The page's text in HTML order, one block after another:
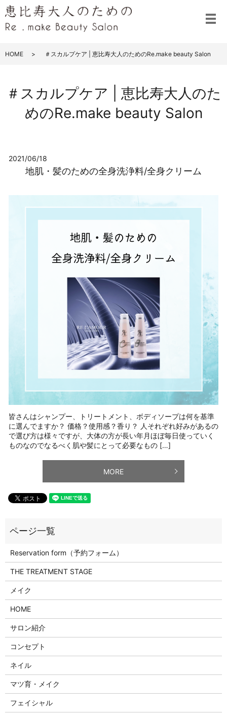
メ
HOME ＃スカルプケア | 恵比寿大人のためのRe.make beauty Salon
＃スカルプケア | 恵比寿大人のた
めのRe.make beauty Salon
2021/06/18
地肌・髪のための全身洗浄料/全身クリーム
皆さんはシャンプー、トリートメント、ボディソープは何を基準
に選んでますか？ 価格？使用感？香り？ 人それぞれ好みがあるの
で選び方は様々ですが、大体の方が長い年月ほぼ毎日使っていく
ものなのでなるべく肌や髪にとって必要なもの […]
MORE
Reservation form（予約フォーム）
THE TREATMENT STAGE
メイク
HOME
サロン紹介
コンセプト
ネイル
マツ育・メイク
フェイシャル